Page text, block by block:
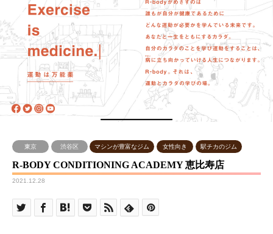
東京 渋谷区 マシンが豊富なジム 女性向き 駅チカのジム
R-BODY CONDITIONING ACADEMY 恵比寿店
2021.12.28